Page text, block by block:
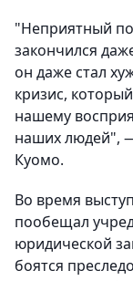
"Неприятный
закончился
он даже стал
кризис,
нашему
наших людей",
Куомо.
Во время
пообещал
юридической
боятся